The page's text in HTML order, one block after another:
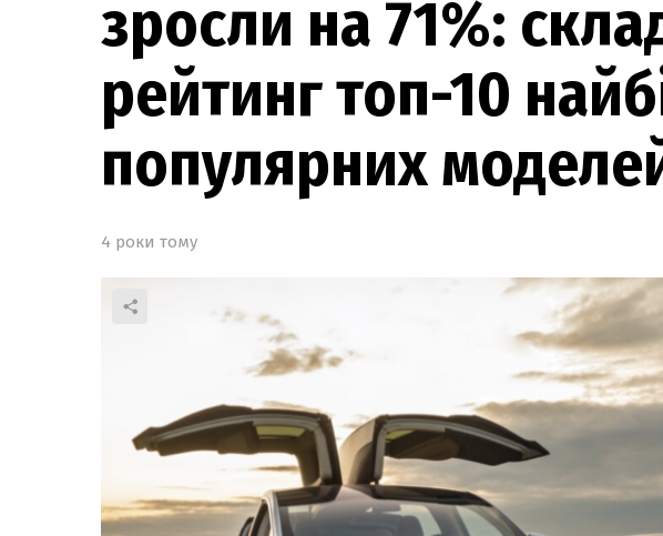
зросли на 71%:
рейтинг топ-10
популярних
4 роки тому